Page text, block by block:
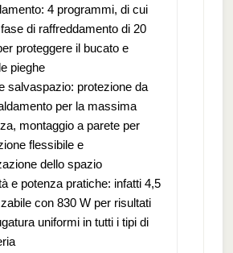
4 programmi, di cui
di raffreddamento di 20
proteggere il bucato e
pieghe
salvaspazio: protezione da
per la massima
montaggio a parete per
flessibile e
dello spazio
e potenza pratiche: infatti 4,5
con 830 W per risultati
uniformi in tutti i tipi di